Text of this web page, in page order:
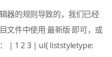
器的规则导致的，我们已经
文件中使用 最新版 即可，或
| 1 2 3 | ul{ liststyletype: